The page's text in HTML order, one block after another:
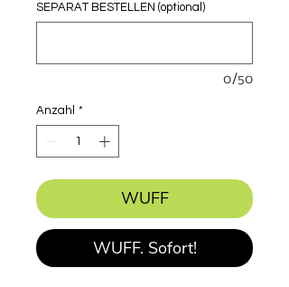
SEPARAT BESTELLEN (optional)
0/50
Anzahl *
WUFF
WUFF. Sofort!